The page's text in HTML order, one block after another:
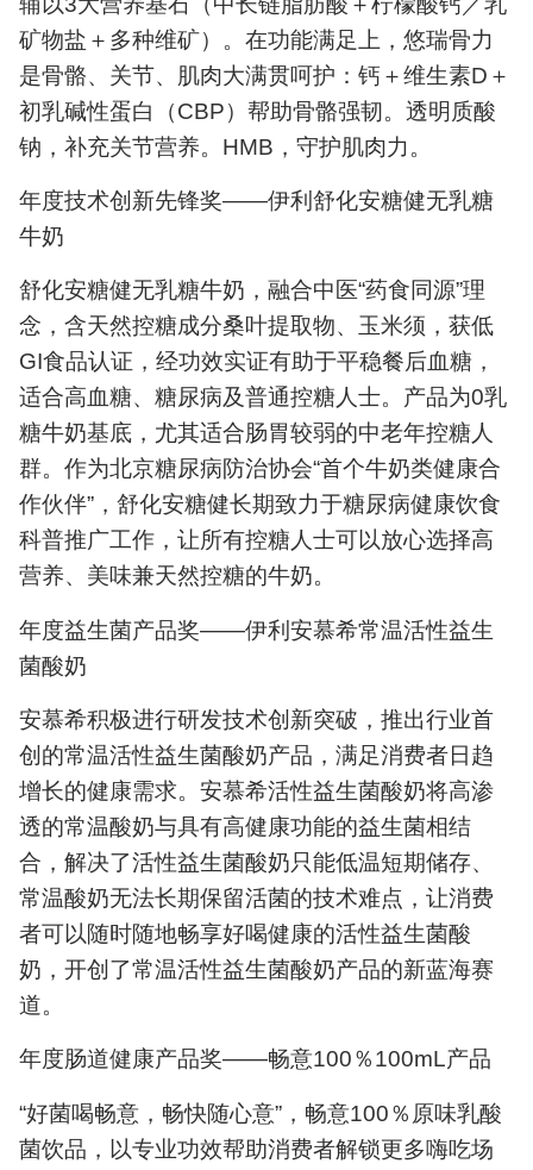
矿物盐＋多种维矿）。在功能满足上，悠瑞骨力
是骨骼、关节、肌肉大满贯呵护：钙＋维生素D＋
初乳碱性蛋白（CBP）帮助骨骼强韧。透明质酸
钠，补充关节营养。HMB，守护肌肉力。
年度技术创新先锋奖——伊利舒化安糖健无乳糖
牛奶
舒化安糖健无乳糖牛奶，融合中医“药食同源”理
念，含天然控糖成分桑叶提取物、玉米须，获低
GI食品认证，经功效实证有助于平稳餐后血糖，
适合高血糖、糖尿病及普通控糖人士。产品为0乳
糖牛奶基底，尤其适合肠胃较弱的中老年控糖人
群。作为北京糖尿病防治协会“首个牛奶类健康合
作伙伴”，舒化安糖健长期致力于糖尿病健康饮食
科普推广工作，让所有控糖人士可以放心选择高
营养、美味兼天然控糖的牛奶。
年度益生菌产品奖——伊利安慕希常温活性益生
菌酸奶
安慕希积极进行研发技术创新突破，推出行业首
创的常温活性益生菌酸奶产品，满足消费者日趋
增长的健康需求。安慕希活性益生菌酸奶将高渗
透的常温酸奶与具有高健康功能的益生菌相结
合，解决了活性益生菌酸奶只能低温短期储存、
常温酸奶无法长期保留活菌的技术难点，让消费
者可以随时随地畅享好喝健康的活性益生菌酸
奶，开创了常温活性益生菌酸奶产品的新蓝海赛
道。
年度肠道健康产品奖——畅意100％100mL产品
“好菌喝畅意，畅快随心意”，畅意100％原味乳酸
菌饮品，以专业功效帮助消费者解锁更多嗨吃场